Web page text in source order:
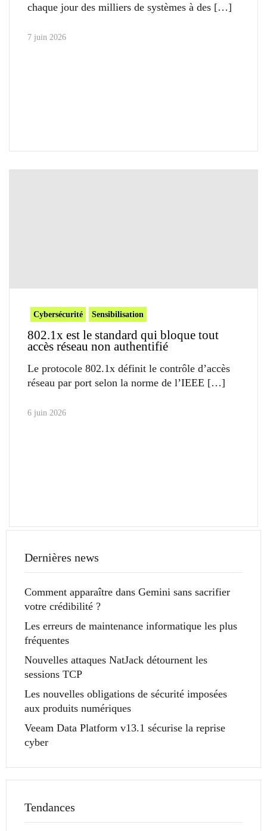
chaque jour des milliers de systèmes à des
7 juin 2026
Cybersécurité Sensibilisation
802.1x est le standard qui bloque tout
accès réseau non authentifié
Le protocole 802.1x définit le contrôle d’accès
réseau par port selon la norme de l’IEEE
6 juin 2026
Dernières news
Comment apparaître dans Gemini sans sacrifier
votre crédibilité ?
Les erreurs de maintenance informatique les plus
fréquentes
Nouvelles attaques NatJack détournent les
sessions TCP
Les nouvelles obligations de sécurité imposées
aux produits numériques
Veeam Data Platform v13.1 sécurise la reprise
cyber
Tendances